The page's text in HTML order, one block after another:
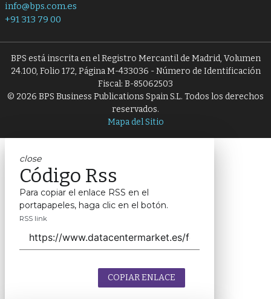
info@bps.com.es
+91 313 79 00
BPS está inscrita en el Registro Mercantil de Madrid, Volumen
24.100, Folio 172, Página M-433036 - Número de Identificación
Fiscal: B-85062503
© 2026 BPS Business Publications Spain S.L. Todos los derechos
reservados.
Mapa del Sitio
close
Código Rss
Para copiar el enlace RSS en el
portapapeles, haga clic en el botón.
RSS link
COPIAR ENLACE